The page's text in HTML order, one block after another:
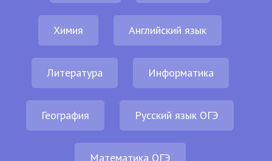
Химия Английский язык
Литература Информатика
География Русский язык ОГЭ
Математика ОГЭ